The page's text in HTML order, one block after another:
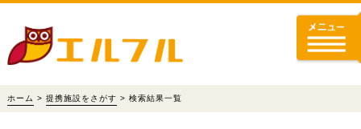
ホーム > 提携施設をさがす > 検索結果一覧